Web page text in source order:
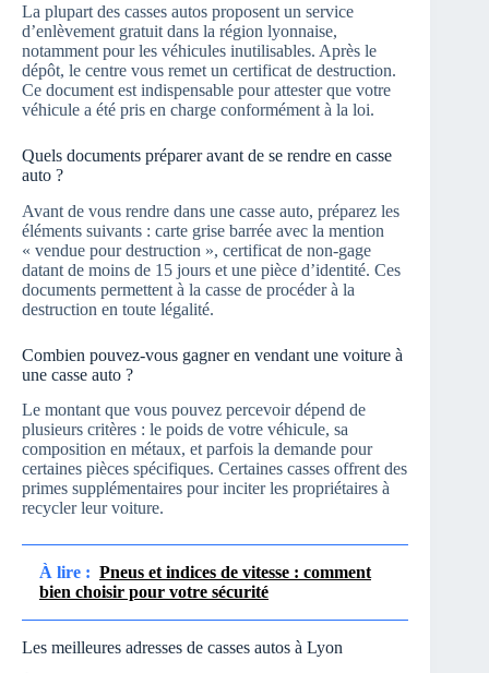
La plupart des casses autos proposent un service
d’enlèvement gratuit dans la région lyonnaise,
notamment pour les véhicules inutilisables. Après le
dépôt, le centre vous remet un certificat de destruction.
Ce document est indispensable pour attester que votre
véhicule a été pris en charge conformément à la loi.
Quels documents préparer avant de se rendre en casse
auto ?
Avant de vous rendre dans une casse auto, préparez les
éléments suivants : carte grise barrée avec la mention
« vendue pour destruction », certificat de non-gage
datant de moins de 15 jours et une pièce d’identité. Ces
documents permettent à la casse de procéder à la
destruction en toute légalité.
Combien pouvez-vous gagner en vendant une voiture à
une casse auto ?
Le montant que vous pouvez percevoir dépend de
plusieurs critères : le poids de votre véhicule, sa
composition en métaux, et parfois la demande pour
certaines pièces spécifiques. Certaines casses offrent des
primes supplémentaires pour inciter les propriétaires à
recycler leur voiture.
À lire : Pneus et indices de vitesse : comment
bien choisir pour votre sécurité
Les meilleures adresses de casses autos à Lyon